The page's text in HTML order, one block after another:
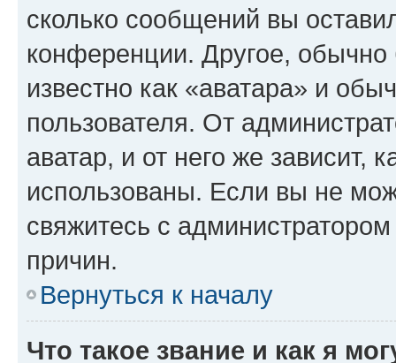
сколько сообщений вы
конференции. Другое,
известно как «аватара» и
пользователя. От
аватар, и от него же зависит,
использованы. Если вы не
свяжитесь с
причин.
Вернуться к началу
Что такое звание и как я